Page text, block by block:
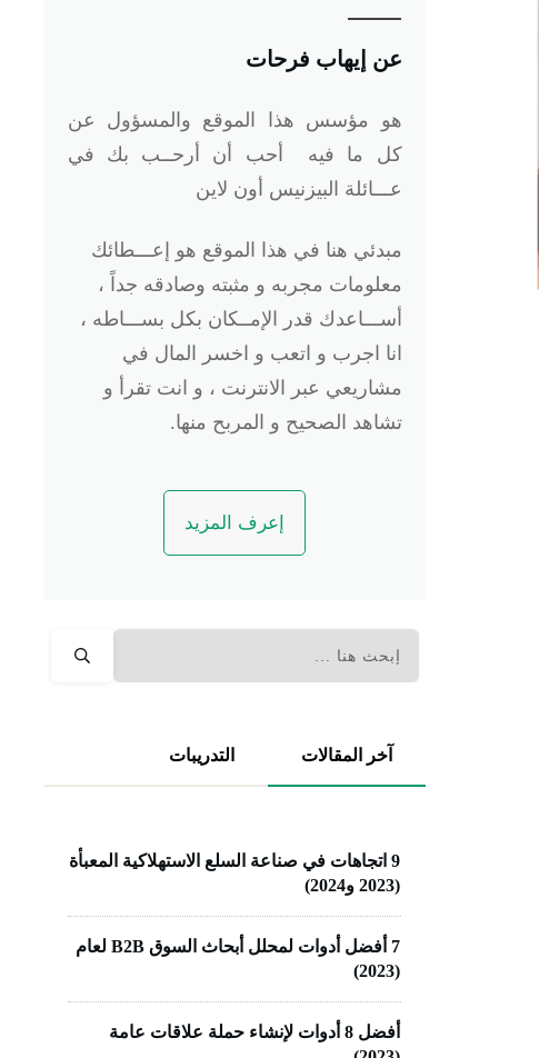
عن إيهاب فرحات
هو
مؤسس هذا الموقع والمسؤول عن
كل ما فيه أحب أن أرحــب بك في
عـــائلة البيزنيس أون لاين
مبدئي هنا في هذا الموقع هو إعـــطائك
معلومات مجربه و مثبته وصادقه جداً ،
أســـاعدك قدر الإمــكان بكل بســـاطه ،
انا اجرب و اتعب و اخسر المال في
مشاريعي عبر الانترنت ، و انت تقرأ و
تشاهد الصحيح و المربح منها.
إعرف المزيد
آخر المقالات التدريبات
9 اتجاهات في صناعة السلع الاستهلاكية المعبأة
(2023 و2024)
7 أفضل أدوات لمحلل أبحاث السوق B2B لعام
(2023)
أفضل 8 أدوات لإنشاء حملة علاقات عامة